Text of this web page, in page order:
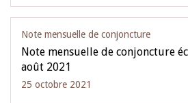
Note mensuelle de conjoncture
Note mensuelle de conjoncture
août 2021
25 octobre 2021